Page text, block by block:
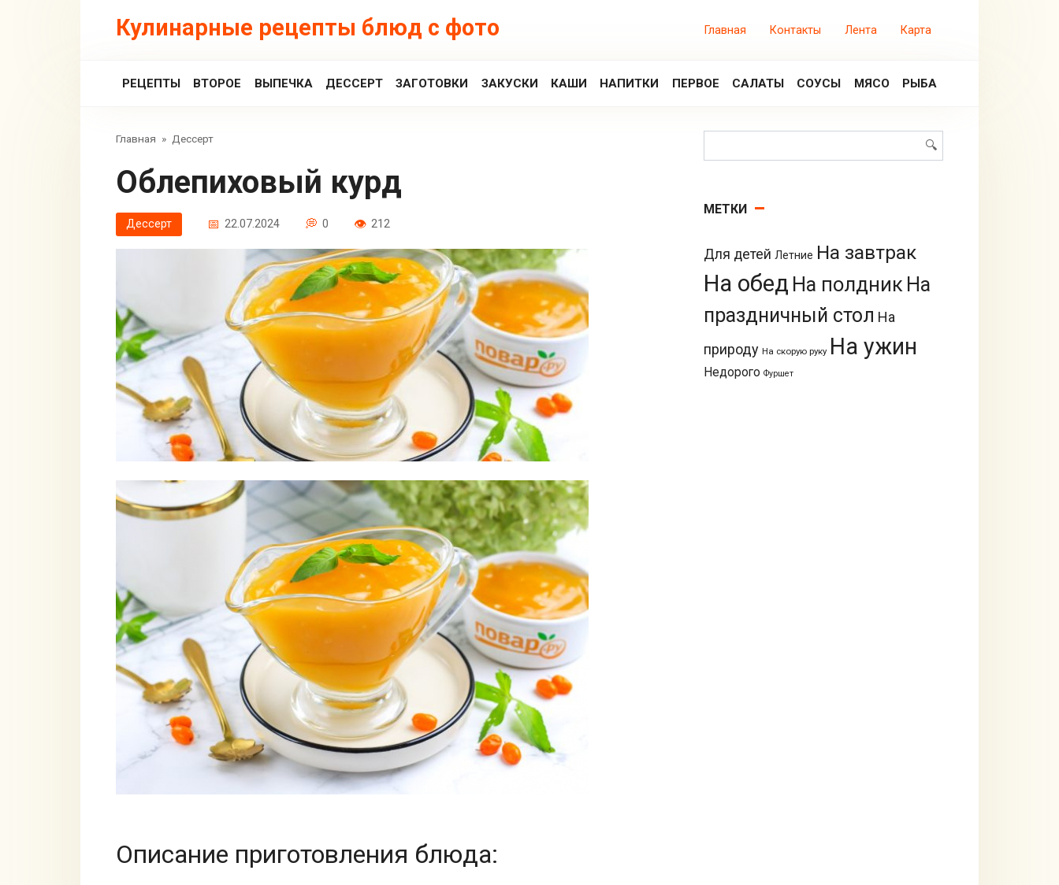
Кулинарные рецепты блюд с фото Главная Контакты Лента Карта
РЕЦЕПТЫ ВТОРОЕ ВЫПЕЧКА ДЕССЕРТ ЗАГОТОВКИ ЗАКУСКИ КАШИ НАПИТКИ ПЕРВОЕ САЛАТЫ СОУСЫ МЯСО РЫБА
Главная » Дессерт
Облепиховый курд
Дессерт 22.07.2024 0 212
Описание приготовления блюда:
МЕТКИ
Для детей Летние На завтрак
На обед На полдник На
праздничный стол На
природу На скорую руку На ужин
Недорого Фуршет